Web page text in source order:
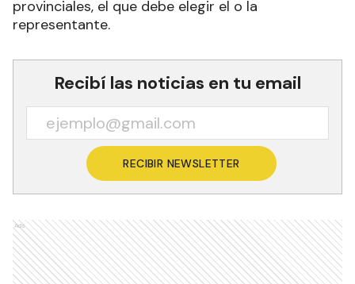
provinciales, el que debe elegir el o la
representante.
Recibí las noticias en tu email
RECIBIR NEWSLETTER
Ads